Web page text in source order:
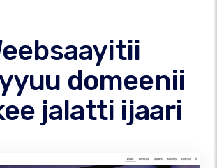
domeenii
jalatti ijaari